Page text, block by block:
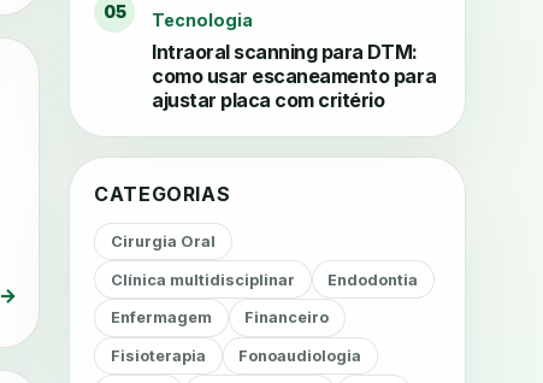
→
05 Tecnologia
Intraoral scanning para DTM:
como usar escaneamento para
ajustar placa com critério
CATEGORIAS
Cirurgia Oral
Clínica multidisciplinar Endodontia
Enfermagem Financeiro
Fisioterapia Fonoaudiologia